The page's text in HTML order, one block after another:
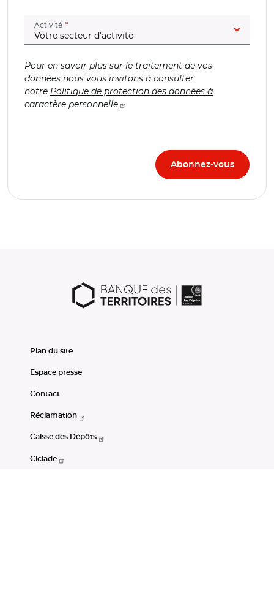
Activité (champ obligatoire)
Pour en savoir plus sur le traitement de vos
données nous vous invitons à consulter
notre Politique de protection des données à
caractère personnelle
Plan du site
Espace presse
Contact
Réclamation
Caisse des Dépôts
Ciclade